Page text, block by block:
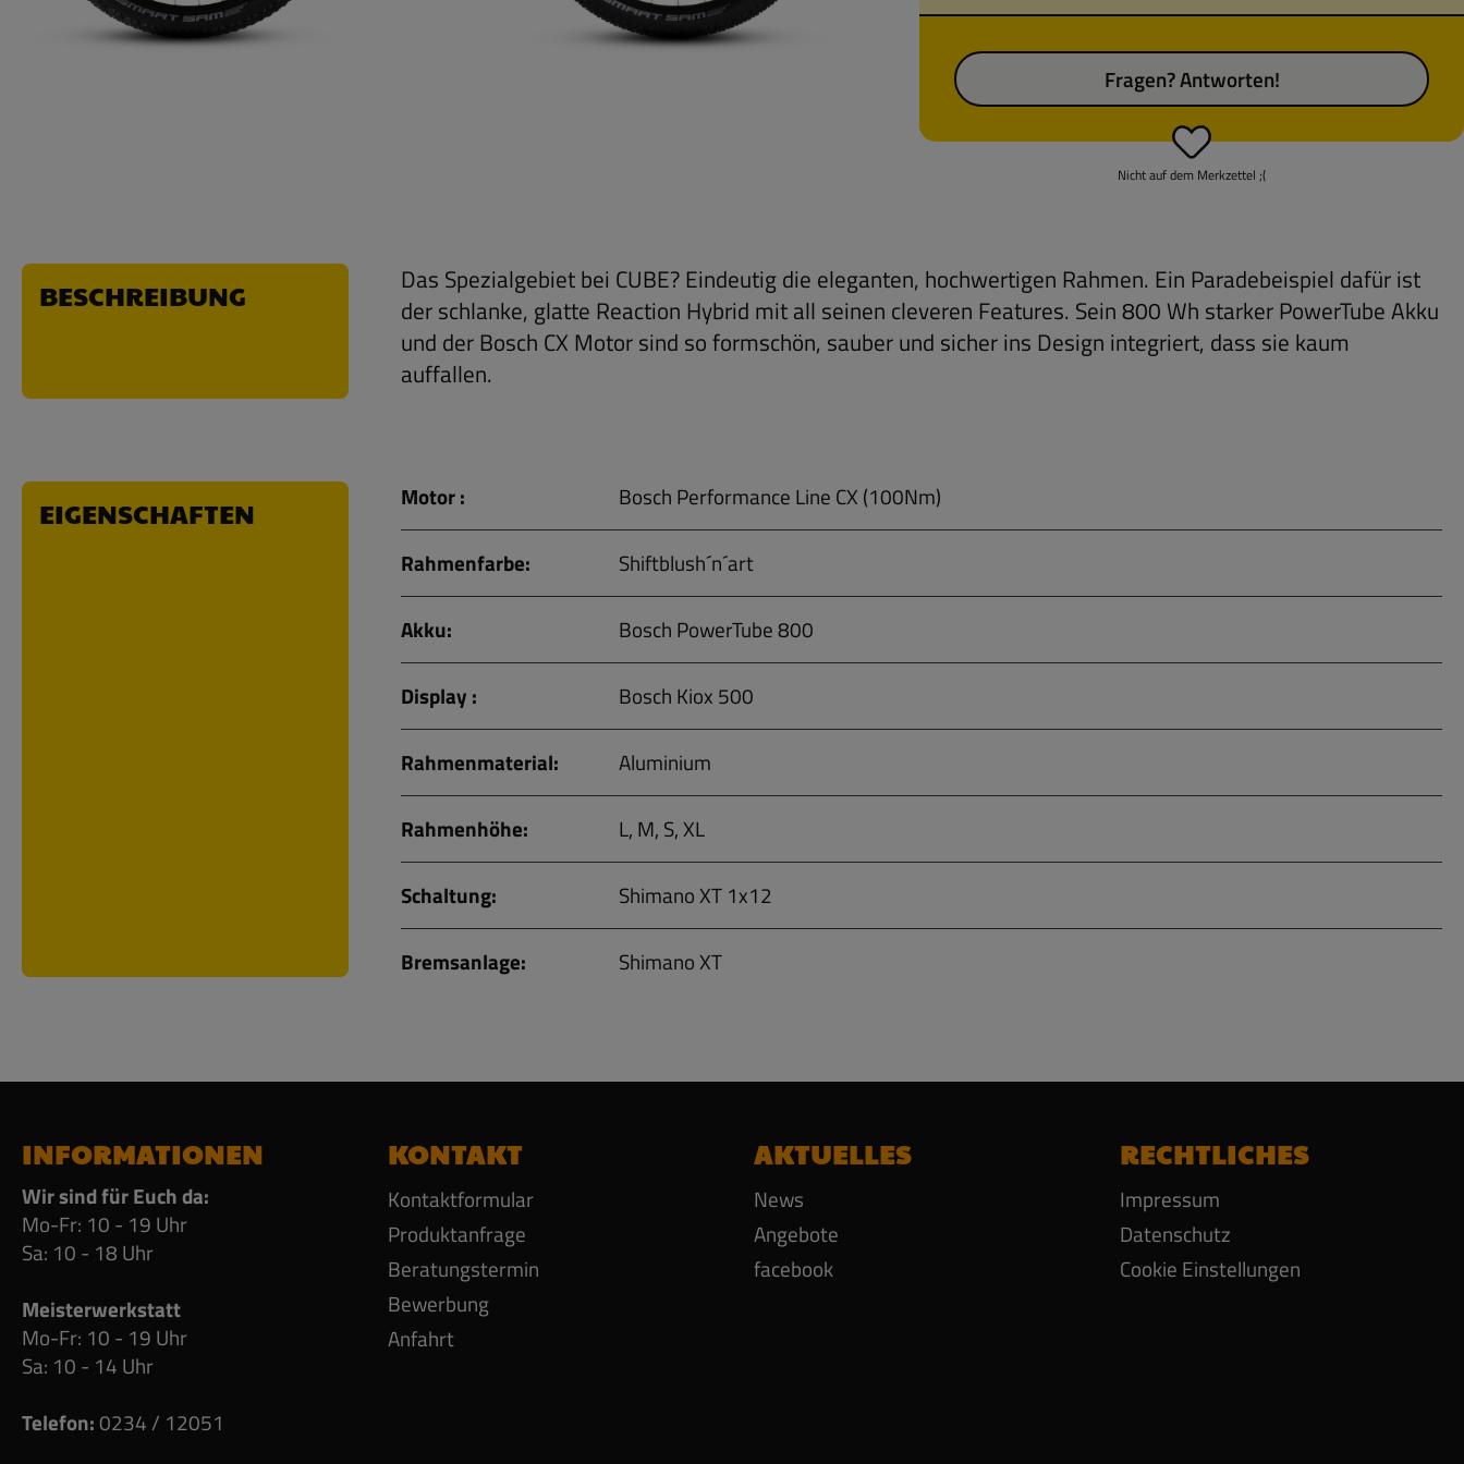
Nicht auf dem Merkzettel ;(
Fragen? Antworten!
BESCHREIBUNG
Das Spezialgebiet bei CUBE? Eindeutig die eleganten, hochwertigen Rahmen. Ein Paradebeispiel dafür ist
der schlanke, glatte Reaction Hybrid mit all seinen cleveren Features. Sein 800 Wh starker PowerTube Akku
und der Bosch CX Motor sind so formschön, sauber und sicher ins Design integriert, dass sie kaum
auffallen.
EIGENSCHAFTEN Motor : Bosch Performance Line CX (100Nm)
Rahmenfarbe: Shiftblush´n´art
Akku: Bosch PowerTube 800
Display : Bosch Kiox 500
Rahmenmaterial: Aluminium
Rahmenhöhe: L, M, S, XL
Schaltung: Shimano XT 1x12
Bremsanlage: Shimano XT
INFORMATIONEN
Wir sind für Euch da:
Mo-Fr: 10 - 19 Uhr
Sa: 10 - 18 Uhr
Meisterwerkstatt
Mo-Fr: 10 - 19 Uhr
Sa: 10 - 14 Uhr
Telefon:0234 / 12051
KONTAKT
Kontaktformular
Produktanfrage
Beratungstermin
Bewerbung
Anfahrt
AKTUELLES
News
Angebote
facebook
RECHTLICHES
Impressum
Datenschutz
Cookie Einstellungen